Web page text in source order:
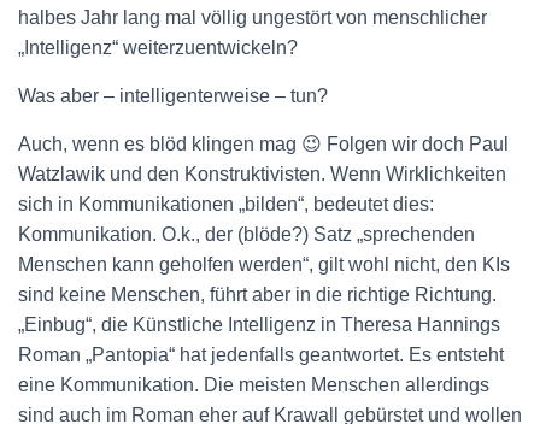
halbes Jahr lang mal völlig ungestört von menschlicher
„Intelligenz“ weiterzuentwickeln?
Was aber – intelligenterweise – tun?
Auch, wenn es blöd klingen mag 😉 Folgen wir doch Paul
Watzlawik und den Konstruktivisten. Wenn Wirklichkeiten
sich in Kommunikationen „bilden“, bedeutet dies:
Kommunikation. O.k., der (blöde?) Satz „sprechenden
Menschen kann geholfen werden“, gilt wohl nicht, den KIs
sind keine Menschen, führt aber in die richtige Richtung.
„Einbug“, die Künstliche Intelligenz in Theresa Hannings
Roman „Pantopia“ hat jedenfalls geantwortet. Es entsteht
eine Kommunikation. Die meisten Menschen allerdings
sind auch im Roman eher auf Krawall gebürstet und wollen